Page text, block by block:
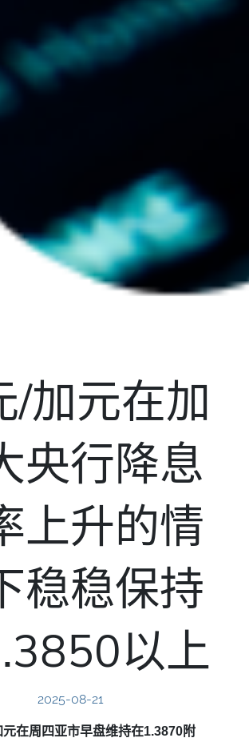
/加元在加
央行降息
上升的情
稳稳保持
以上
2025-08-21
元在周四亚市早盘维持在1.3870附